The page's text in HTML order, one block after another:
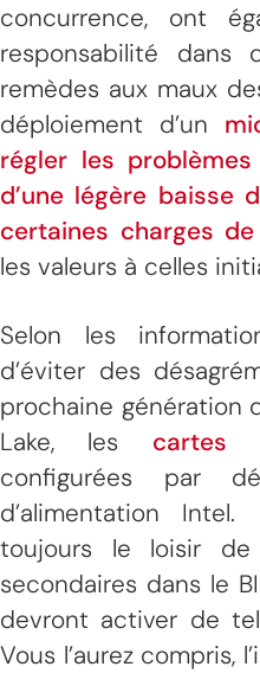
concurrence, ont
responsabilité dans
remèdes aux maux
déploiement d’un
régler les
d’une légère baisse
certaines charges
les valeurs à celles
Selon les
d’éviter des
prochaine génération
Lake, les cartes
configurées par
d’alimentation
toujours le loisir de
secondaires dans le
devront activer de
Vous l’aurez compris,